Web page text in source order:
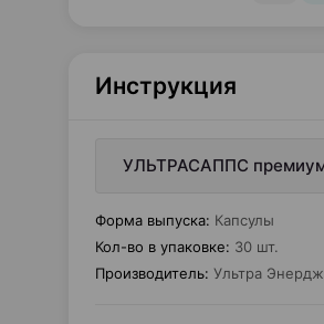
Инструкция
УЛЬТРАСАППС премиум
Форма выпуска: Капсулы
Кол-во в упаковке: 30 шт.
Производитель: Ультра